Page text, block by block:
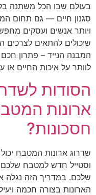
בעולם שבו הכל משתנה
סגנון חיים — גם תחום
ויותר אנשים ועסקים
שיכולים להתאים
המבנה הנייד – פתרון חכם
לוותר על איכות החיים
הסודות
ארונות
חסכונות?
שדרוג ארונות המטבח
וסטייל חדש למטבח
שלכם. במדריך הזה נגלה
הארונות בצורה חכמה